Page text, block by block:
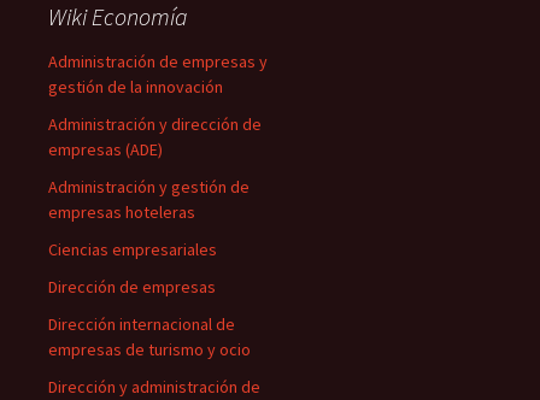
Wiki Economía
Administración de empresas y
gestión de la innovación
Administración y dirección de
empresas (ADE)
Administración y gestión de
empresas hoteleras
Ciencias empresariales
Dirección de empresas
Dirección internacional de
empresas de turismo y ocio
Dirección y administración de